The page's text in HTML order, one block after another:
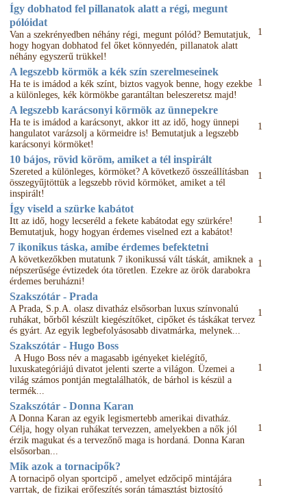
Így dobhatod fel pillanatok alatt a régi, megunt
pólóidat
Van a szekrényedben néhány régi, megunt pólód? Bemutatjuk,
hogy hogyan dobhatod fel őket könnyedén, pillanatok alatt
néhány egyszerű trükkel!
1
A legszebb körmök a kék szín szerelmeseinek
Ha te is imádod a kék színt, biztos vagyok benne, hogy ezekbe
a különleges, kék körmökbe garantáltan beleszeretsz majd!
1
A legszebb karácsonyi körmök az ünnepekre
Ha te is imádod a karácsonyt, akkor itt az idő, hogy ünnepi
hangulatot varázsolj a körmeidre is! Bemutatjuk a legszebb
karácsonyi körmöket!
1
10 bájos, rövid köröm, amiket a tél inspirált
Szereted a különleges, körmöket? A következő összeállításban
összegyűjtöttük a legszebb rövid körmöket, amiket a tél
inspirált!
1
Így viseld a szürke kabátot
Itt az idő, hogy lecseréld a fekete kabátodat egy szürkére!
Bemutatjuk, hogy hogyan érdemes viselned ezt a kabátot!
1
7 ikonikus táska, amibe érdemes befektetni
A következőkben mutatunk 7 ikonikussá vált táskát, amiknek a
népszerűsége évtizedek óta töretlen. Ezekre az örök darabokra
érdemes beruházni!
1
Szakszótár - Prada
A Prada, S.p.A. olasz divatház elsősorban luxus színvonalú
ruhákat, bőrből készült kiegészítőket, cipőket és táskákat tervez
és gyárt. Az egyik legbefolyásosabb divatmárka, melynek...
1
Szakszótár - Hugo Boss
A Hugo Boss név a magasabb igényeket kielégítő,
luxuskategóriájú divatot jelenti szerte a világon. Üzemei a
világ számos pontján megtalálhatók, de bárhol is készül a
termék...
1
Szakszótár - Donna Karan
A Donna Karan az egyik legismertebb amerikai divatház.
Célja, hogy olyan ruhákat tervezzen, amelyekben a nők jól
érzik magukat és a tervezőnő maga is hordaná. Donna Karan
elsősorban...
1
Mik azok a tornacipők?
A tornacipő olyan sportcipő , amelyet edzőcipő mintájára
varrtak, de fizikai erőfeszítés során támasztást biztosító
1